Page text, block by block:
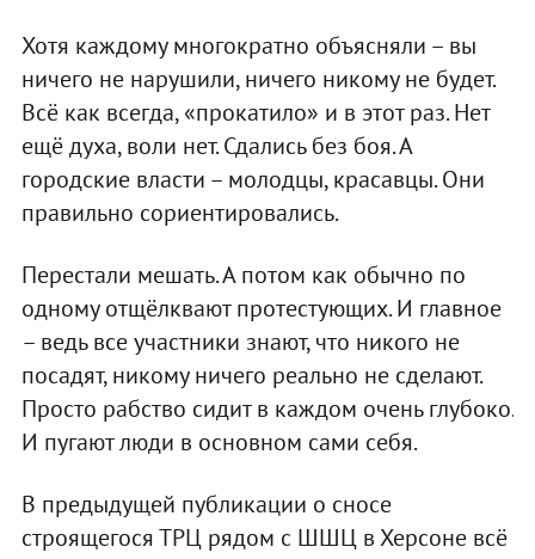
Хотя каждому многократно объясняли – вы
ничего не нарушили, ничего никому не будет.
Всё как всегда, «прокатило» и в этот раз. Нет
ещё духа, воли нет. Сдались без боя. А
городские власти – молодцы, красавцы. Они
правильно сориентировались.
Перестали мешать. А потом как обычно по
одному отщёлквают протестующих. И главное
– ведь все участники знают, что никого не
посадят, никому ничего реально не сделают.
Просто рабство сидит в каждом очень глубоко.
И пугают люди в основном сами себя.
В предыдущей публикации о сносе
строящегося ТРЦ рядом с ШШЦ в Херсоне всё